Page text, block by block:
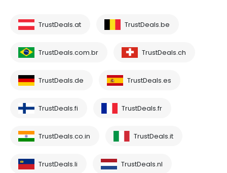
TrustDeals.at TrustDeals.be
TrustDeals.com.br TrustDeals.ch
TrustDeals.de TrustDeals.es
TrustDeals.fi TrustDeals.fr
TrustDeals.co.in TrustDeals.it
TrustDeals.li TrustDeals.nl